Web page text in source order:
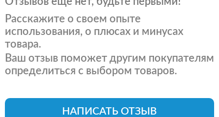
Расскажите о своем опыте
использования, о плюсах и минусах
товара.
Ваш отзыв поможет другим покупателям
определиться с выбором товаров.
НАПИСАТЬ ОТЗЫВ